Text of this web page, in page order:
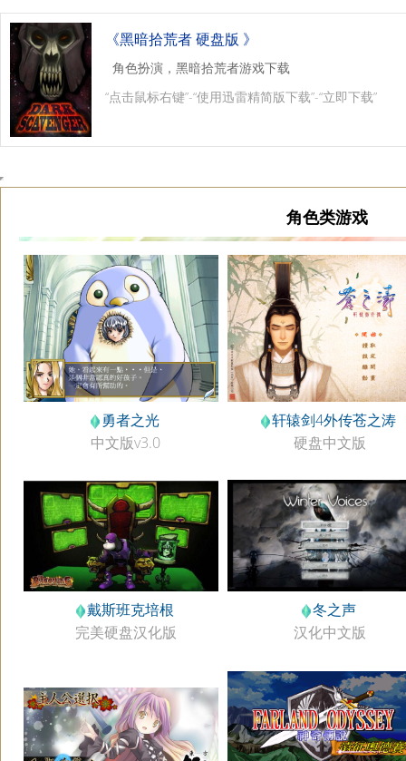
《黑暗拾荒者 硬盘版 》
角色扮演，黑暗拾荒者游戏下载
“点击鼠标右键”-“使用迅雷精简版下载”-“立即下载”
角色类游戏
勇者之光
中文版v3.0
轩辕剑4外传苍之涛
硬盘中文版
戴斯班克培根
完美硬盘汉化版
冬之声
汉化中文版